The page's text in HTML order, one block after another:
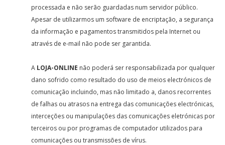
processada e não serão guardadas num servidor público.
Apesar de utilizarmos um software de encriptação, a segurança
da informação e pagamentos transmitidos pela Internet ou
através de e-mail não pode ser garantida.
A LOJA-ONLINE não poderá ser responsabilizada por qualquer
dano sofrido como resultado do uso de meios electrónicos de
comunicação incluindo, mas não limitado a, danos recorrentes
de falhas ou atrasos na entrega das comunicações electrónicas,
interceções ou manipulações das comunicações eletrónicas por
terceiros ou por programas de computador utilizados para
comunicações ou transmissões de vírus.